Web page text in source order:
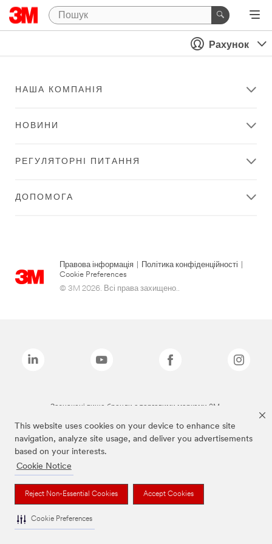
This website uses cookies on your device to enhance site
navigation, analyze site usage, and deliver you advertisements
based on your interests.
Cookie Notice
Reject Non-Essential Cookies Accept Cookies
Cookie Preferences
Рахунок
НАША КОМПАНІЯ
НОВИНИ
РЕГУЛЯТОРНІ ПИТАННЯ
ДОПОМОГА
Правова інформація Політика конфіденційності
Cookie Preferences
© 3M 2026. Всі права захищено..
Зазначені вище бренди є торговими марками 3M.